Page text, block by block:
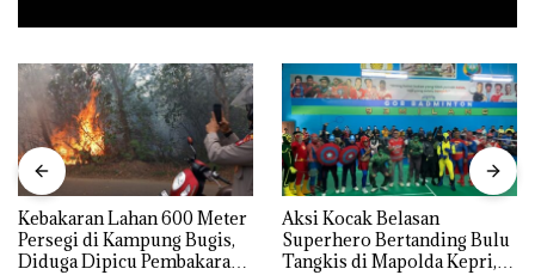
Kebakaran Lahan 600 Meter
Persegi di Kampung Bugis,
Diduga Dipicu Pembakaran
Aksi Kocak Belasan
Superhero Bertanding Bulu
Tangkis di Mapolda Kepri,